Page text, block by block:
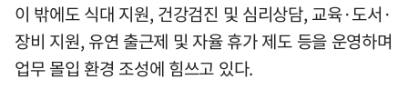
이 밖에도 식대 지원, 건강검진 및 심리상담, 교육·도서·
장비 지원, 유연 출근제 및 자율 휴가 제도 등을 운영하며
업무 몰입 환경 조성에 힘쓰고 있다.